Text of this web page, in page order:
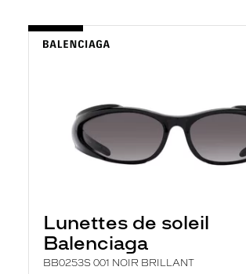
Lunettes de soleil
Balenciaga
BB0253S 001 NOIR BRILLANT